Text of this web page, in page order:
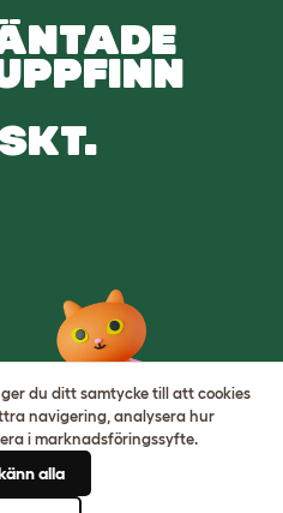
du ditt samtycke till att cookies
navigering, analysera hur
i marknadsföringssyfte.
alla